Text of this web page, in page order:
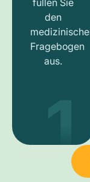
den
Fragebogen
aus.
1